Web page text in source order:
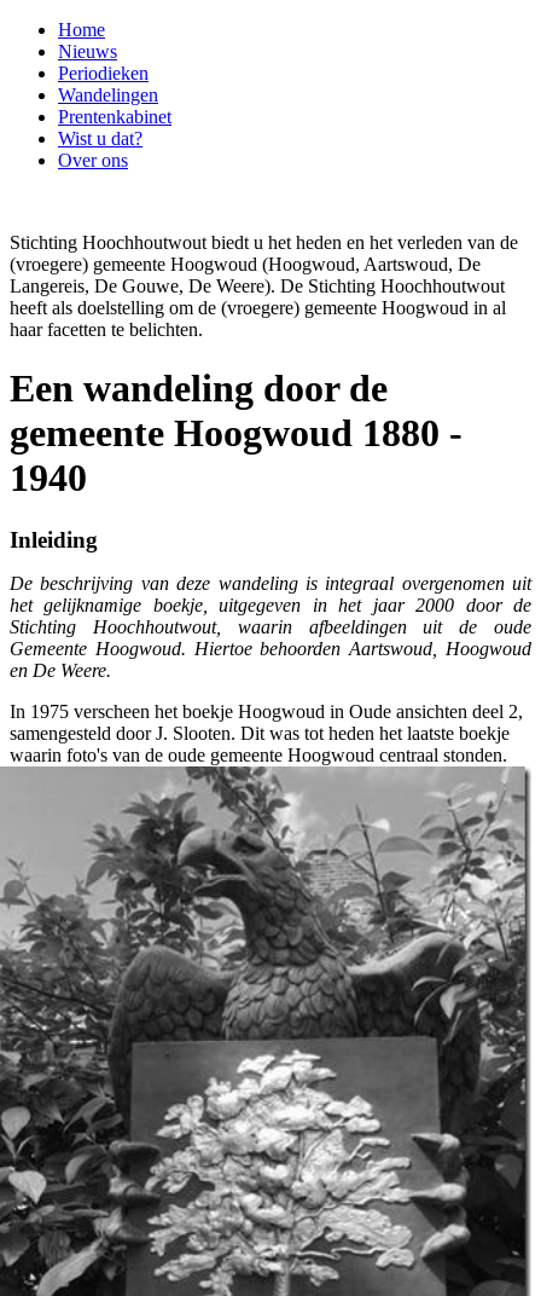
Home
Nieuws
Periodieken
Wandelingen
Prentenkabinet
Wist u dat?
Over ons
Stichting Hoochhoutwout biedt u het heden en het verleden van de
(vroegere) gemeente Hoogwoud (Hoogwoud, Aartswoud, De
Langereis, De Gouwe, De Weere). De Stichting Hoochhoutwout
heeft als doelstelling om de (vroegere) gemeente Hoogwoud in al
haar facetten te belichten.
Een wandeling door de
gemeente Hoogwoud 1880 -
1940
Inleiding
De beschrijving van deze wandeling is integraal overgenomen uit
het gelijknamige boekje, uitgegeven in het jaar 2000 door de
Stichting Hoochhoutwout, waarin afbeeldingen uit de oude
Gemeente Hoogwoud. Hiertoe behoorden Aartswoud, Hoogwoud
en De Weere.
In 1975 verscheen het boekje Hoogwoud in Oude ansichten deel 2,
samengesteld door J. Slooten. Dit was tot heden het laatste boekje
waarin foto's van de oude gemeente Hoogwoud centraal stonden.